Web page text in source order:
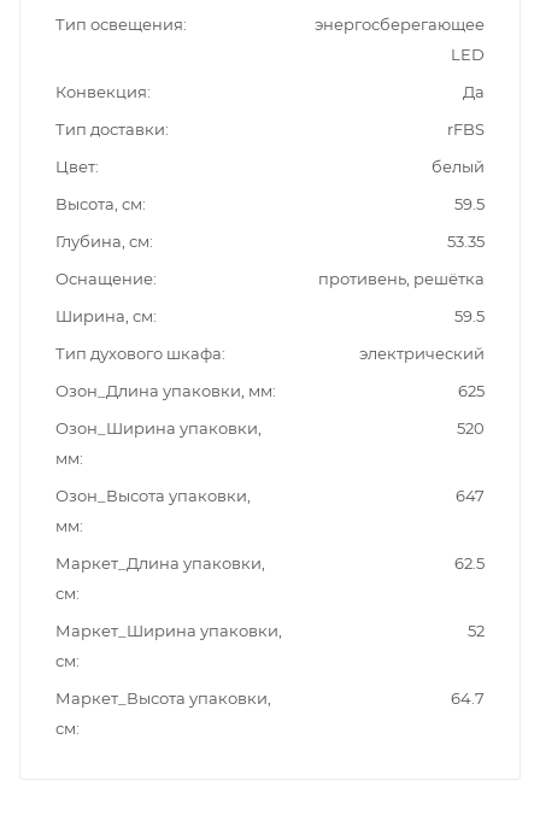
Тип освещения
энергосберегающее
LED
Конвекция
Да
Тип доставки
rFBS
Цвет
белый
Высота, см
59.5
Глубина, см
53.35
Оснащение
противень, решётка
Ширина, см
59.5
Тип духового шкафа
электрический
Озон_Длина упаковки, мм
625
Озон_Ширина упаковки,
мм
520
Озон_Высота упаковки,
мм
647
Маркет_Длина упаковки,
см
62.5
Маркет_Ширина упаковки,
см
52
Маркет_Высота упаковки,
см
64.7